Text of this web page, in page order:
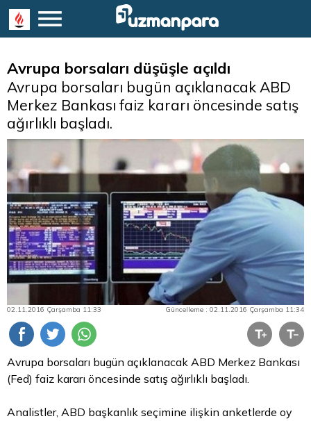
Avrupa borsaları düşüşle açıldı
Avrupa borsaları bugün açıklanacak ABD
Merkez Bankası faiz kararı öncesinde satış
ağırlıklı başladı.
02.11.2016 Çarşamba 11:33 Güncelleme : 02.11.2016 Çarşamba 11:34
Avrupa borsaları bugün açıklanacak ABD Merkez Bankası
(Fed) faiz kararı öncesinde satış ağırlıklı başladı.
Analistler, ABD başkanlık seçimine ilişkin anketlerde oy